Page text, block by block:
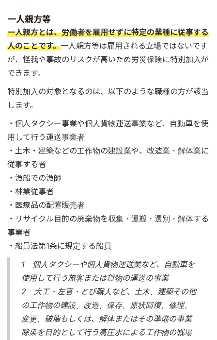
一人親方等
一人親方とは、労働者を雇用せずに特定の業種に従事する
人のことです。一人親方等は雇用される立場ではないです
が、怪我や事故のリスクが高いため労災保険に特別加入が
できます。
特別加入の対象となるのは、以下のような職種の方が該当
します。
・個人タクシー事業や個人貨物運送事業など、自動車を使
用して行う運送事業者
・土木・建築などの工作物の建設業や、改造業・解体業に
従事する者
・漁船での漁師
・林業従事者
・医療品の配置販売者
・リサイクル目的の廃棄物を収集・運搬・選別・解体する
事業者
・船員法第1条に規定する船員
1 個人タクシーや個人貨物運送業など、自動車を
使用して行う旅客または貨物の運送の事業
2 大工・左官・とび職人など、土木、建築その他
の工作物の建設、改造、保存、原状回復、修理、
変更、破壊もしくは、解体またはその準備の事業
除染を目的として行う高圧水による工作物の戦場